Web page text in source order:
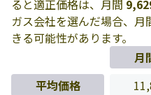
ると適正価格は、月間
ガス会社を選んだ場合、月
きる可能性があります。
月
平均価格